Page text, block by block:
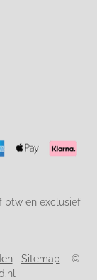
btw en exclusief
Sitemap ©